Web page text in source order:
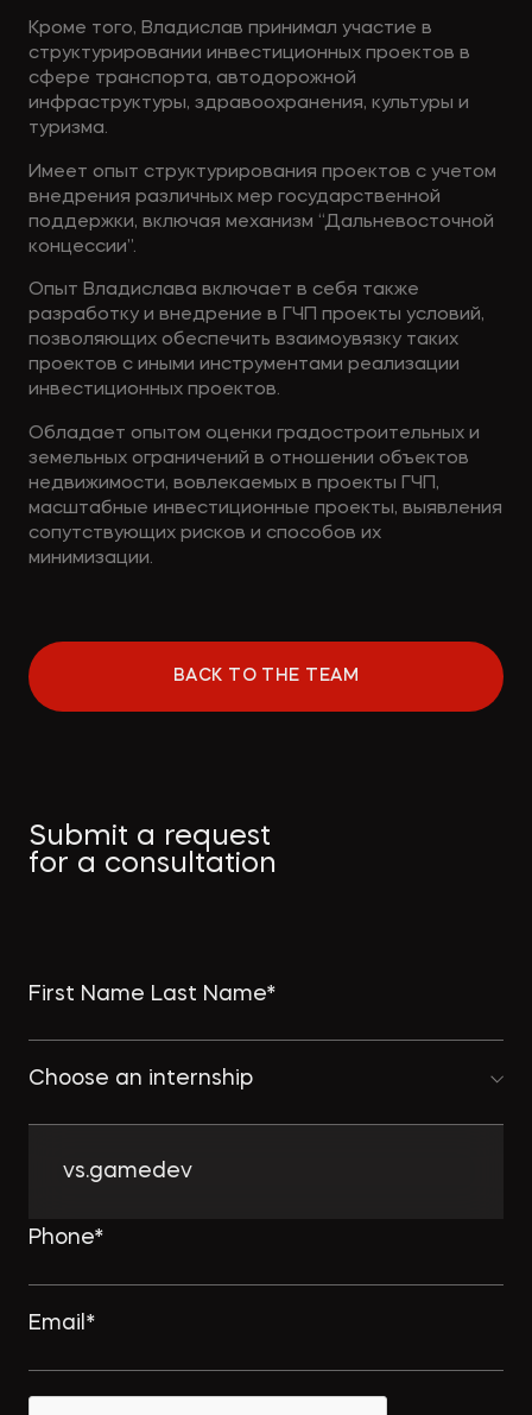
Кроме того, Владислав принимал участие в
структурировании инвестиционных проектов в
сфере транспорта, автодорожной
инфраструктуры, здравоохранения, культуры и
туризма.
Имеет опыт структурирования проектов с учетом
внедрения различных мер государственной
поддержки, включая механизм “Дальневосточной
концессии”.
Опыт Владислава включает в себя также
разработку и внедрение в ГЧП проекты условий,
позволяющих обеспечить взаимоувязку таких
проектов с иными инструментами реализации
инвестиционных проектов.
Обладает опытом оценки градостроительных и
земельных ограничений в отношении объектов
недвижимости, вовлекаемых в проекты ГЧП,
масштабные инвестиционные проекты, выявления
сопутствующих рисков и способов их
минимизации.
BACK TO THE TEAM
Submit a request
for a consultation
Choose an internship
vs.gamedev